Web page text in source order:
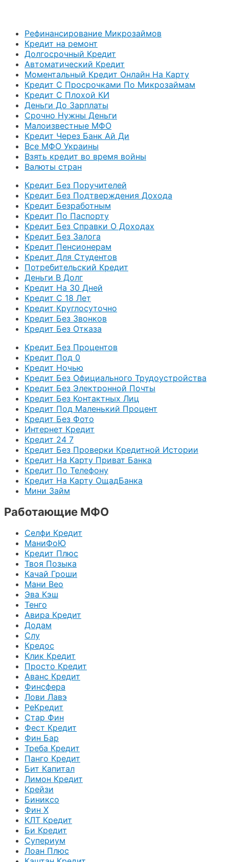
Рефинансирование Микрозаймов
Кредит на ремонт
Долгосрочный Кредит
Автоматический Кредит
Моментальный Кредит Онлайн На Карту
Кредит С Просрочками По Микрозаймам
Кредит С Плохой КИ
Деньги До Зарплаты
Срочно Нужны Деньги
Малоизвестные МФО
Кредит Через Банк Ай Ди
Все МФО Украины
Взять кредит во время войны
Валюты стран
Кредит Без Поручителей
Кредит Без Подтверждения Дохода
Кредит Безработным
Кредит По Паспорту
Кредит Без Справки О Доходах
Кредит Без Залога
Кредит Пенсионерам
Кредит Для Студентов
Потребительский Кредит
Деньги В Долг
Кредит На 30 Дней
Кредит С 18 Лет
Кредит Круглосуточно
Кредит Без Звонков
Кредит Без Отказа
Кредит Без Процентов
Кредит Под 0
Кредит Ночью
Кредит Без Официального Трудоустройства
Кредит Без Электронной Почты
Кредит Без Контактных Лиц
Кредит Под Маленький Процент
Кредит Без Фото
Интернет Кредит
Кредит 24 7
Кредит Без Проверки Кредитной Истории
Кредит На Карту Приват Банка
Кредит По Телефону
Кредит На Карту ОщадБанка
Мини Займ
Работающие МФО
Селфи Кредит
МаниФоЮ
Кредит Плюс
Твоя Позыка
Качай Гроши
Мани Вео
Эва Кэш
Тенго
Авира Кредит
Додам
Слу
Кредос
Клик Кредит
Просто Кредит
Аванс Кредит
Финсфера
Лови Лавэ
РеКредит
Стар Фин
Фест Кредит
Фин Бар
Треба Кредит
Панго Кредит
Бит Капитал
Лимон Кредит
Крейзи
Биниксо
Фин Х
КЛТ Кредит
Би Кредит
Супериум
Лоан Плюс